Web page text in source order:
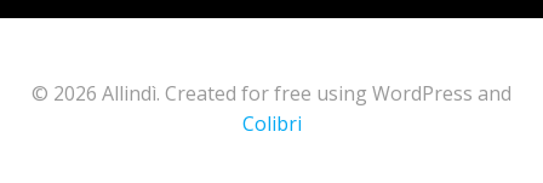
© 2026 Allindì. Created for free using WordPress and
Colibri